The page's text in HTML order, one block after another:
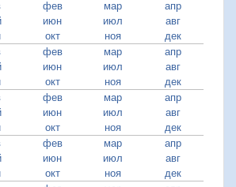
фев мар
апр
июн июл
авг
окт ноя
дек
фев мар
апр
июн июл
авг
окт ноя
дек
фев мар
апр
июн июл
авг
окт ноя
дек
фев мар
апр
июн июл
авг
окт ноя
дек